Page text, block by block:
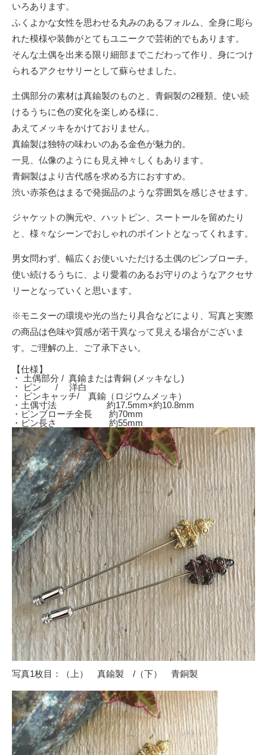
いろあります。
ふくよかな女性を思わせる丸みのあるフォルム、全身に彫ら
れた模様や装飾がとてもユニークで芸術的でもあります。
そんな土偶を出来る限り細部までこだわって作り、身につけ
られるアクセサリーとして蘇らせました。
土偶部分の素材は真鍮製のものと、青銅製の2種類。使い続
けるうちに色の変化を楽しめる様に、
あえてメッキをかけておりません。
真鍮製は独特の味わいのある金色が魅力的。
一見、仏像のようにも見え神々しくもあります。
青銅製はより古代感を求める方におすすめ。
渋い赤茶色はまるで発掘品のような雰囲気を感じさせます。
ジャケットの胸元や、ハットピン、スートールを留めたり
と、様々なシーンでおしゃれのポイントとなってくれます。
男女問わず、幅広くお使いいただける土偶のピンブローチ。
使い続けるうちに、より愛着のあるお守りのようなアクセサ
リーとなっていくと思います。
※モニターの環境や光の当たり具合などにより、写真と実際
の商品は色味や質感が若干異なって見える場合がございま
す。ご理解の上、ご了承下さい。
【仕様】
・ 土偶部分 / 真鍮または青銅 (メッキなし)
・ ピン / 洋白
・ ピンキャッチ/ 真鍮（ロジウムメッキ）
・土偶寸法 約17.5mm×約10.8mm
・ピンブローチ全長 約70mm
・ピン長さ 約55mm
写真1枚目：（上） 真鍮製 /（下） 青銅製